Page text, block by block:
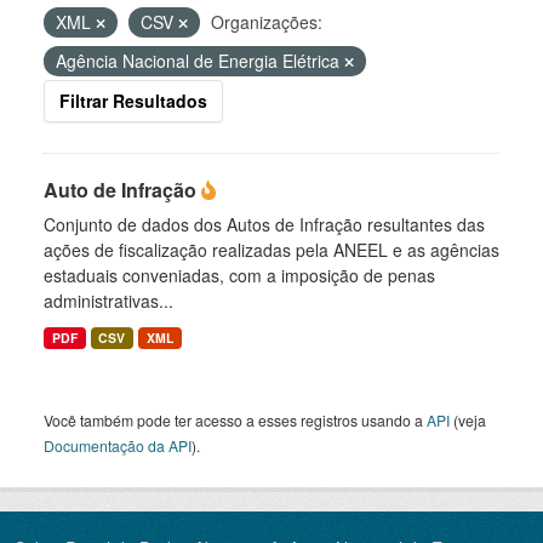
XML CSV
Organizações:
Agência Nacional de Energia Elétrica
Filtrar Resultados
Auto de Infração
Conjunto de dados dos Autos de Infração resultantes das
ações de fiscalização realizadas pela ANEEL e as agências
estaduais conveniadas, com a imposição de penas
administrativas...
PDF CSV XML
Você também pode ter acesso a esses registros usando a API (veja
Documentação da API).